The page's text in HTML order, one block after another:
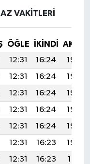
VAKITLERI
ÖĞLE İKINDI
12:31 16:24
19:46
12:31 16:24
19:45
12:31 16:24
19:44
12:31 16:24
19:43
12:31 16:24
19:43
12:31 16:23
19:42
12:31 16:23
19:41